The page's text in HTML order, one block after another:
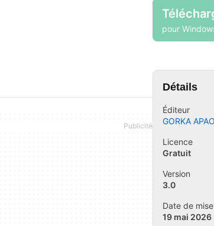
pour
Détails
Éditeur
GORKA
Licence
Gratuit
Version
3.0
Date de
19 mai 2026